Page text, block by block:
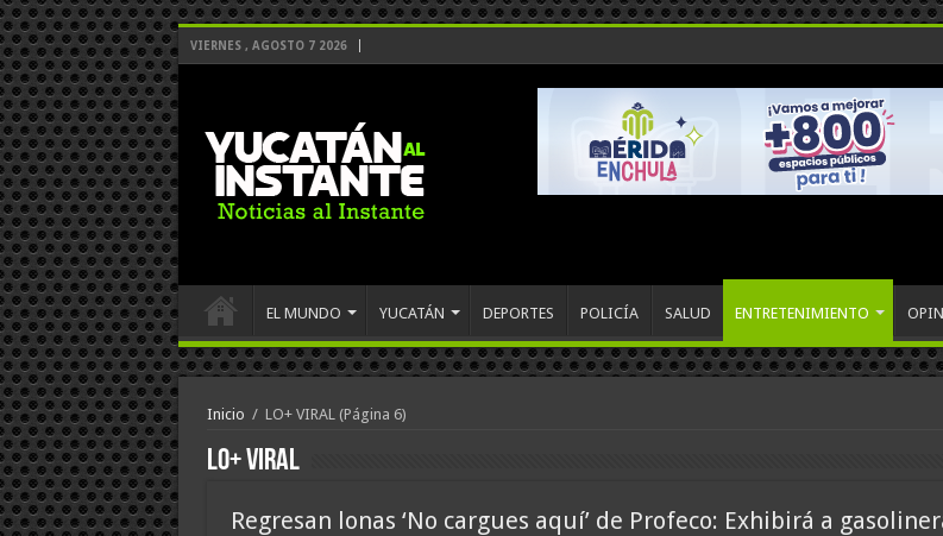
VIERNES , AGOSTO 7 2026
EL MUNDO YUCATÁN DEPORTES POLICÍA SALUD ENTRETENIMIENTO
Inicio / LO+ VIRAL(Página 6)
LO+ VIRAL
Regresan lonas ‘No cargues aquí’ de Profeco: Exhibirá a